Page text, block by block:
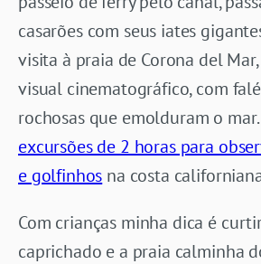
casarões com seus iates
visita à praia de Corona del
visual cinematográfico, com
rochosas que emolduram o
excursões de 2 horas para
e golfinhos na costa
Com crianças minha dica é
caprichado e a praia calminha